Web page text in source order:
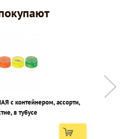
с контейнером, ассорти,
в тубусе